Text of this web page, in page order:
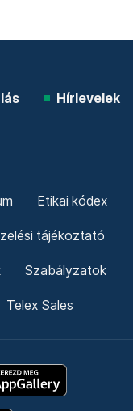
Hírlevelek
Etikai kódex
tájékoztató
Szabályzatok
Telex Sales